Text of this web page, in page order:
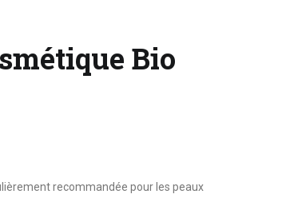
Bio
recommandée pour les peaux